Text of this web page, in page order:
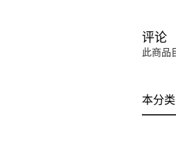
评论
此商品
本分